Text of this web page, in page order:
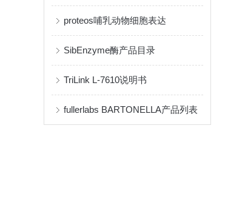
proteos哺乳动物细胞表达
SibEnzyme酶产品目录
TriLink L-7610说明书
fullerlabs BARTONELLA产品列表